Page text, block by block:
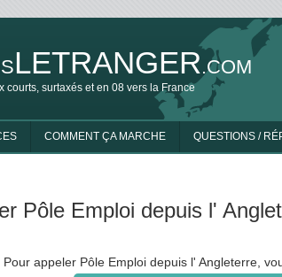
LETRANGER.COM
courts, surtaxés et en 08 vers la France
COMMENT ÇA MARCHE QUESTIONS /
Pôle Emploi depuis l'
Pour appeler Pôle Emploi depuis l' Angleterre,